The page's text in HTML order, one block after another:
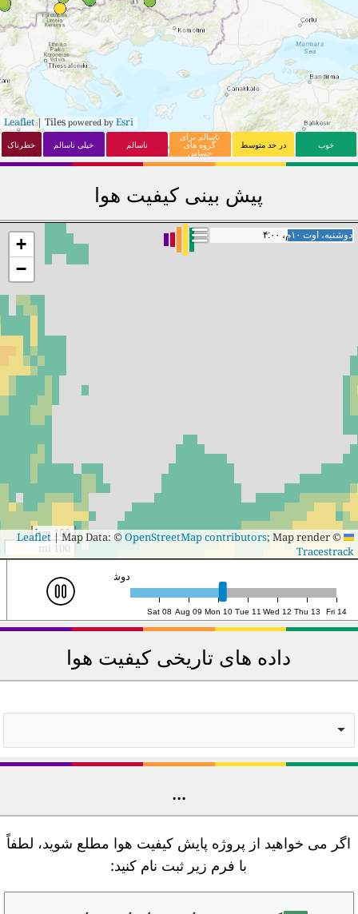
23
30
Pazardzhik
24
29
Gotse Delchev
25
Veliko Tŭrnovo
23
26
Asenovgrad
24
27
Sofia
Leaflet| Tilespowered by Esri
خوب در حد متوسط
ناسالم برای
گروه های
حساس
ناسالم خیلی ناسالم خطرناک
پیش بینی کیفیت هوا
سه‌شنبه، اوت ۱۱م، ۰:۰۰
سه‌شنبه، اوت ۱۱م، ۰:۰۰
+
−
100 km
100 mi
Leaflet
|Map Data: ©OpenStreetMap contributors ; Map render ©
Tracestrack
Sat 08 Aug 09 Mon 10 Tue 11 Wed 12 Thu 13 Fri 14
سه‌شنبه ۱۱م، ۰:۰۰ (UTC)
داده های تاریخی کیفیت هوا
...
اگر می خواهید از پروژه پایش کیفیت هوا مطلع شوید، لطفاً
با فرم زیر ثبت نام کنید: